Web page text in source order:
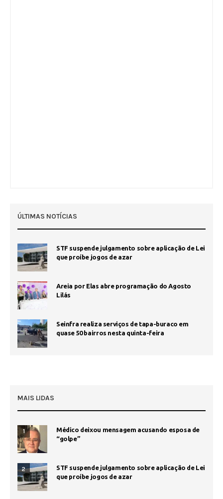
ÚLTIMAS NOTÍCIAS
STF suspende julgamento sobre aplicação de Lei
que proíbe jogos de azar
Areia por Elas abre programação do Agosto
Lilás
Seinfra realiza serviços de tapa-buraco em
quase 50 bairros nesta quinta-feira
MAIS LIDAS
1
Médico deixou mensagem acusando esposa de
“golpe”
2
STF suspende julgamento sobre aplicação de Lei
que proíbe jogos de azar